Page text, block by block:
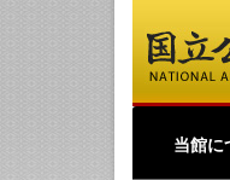
当館に